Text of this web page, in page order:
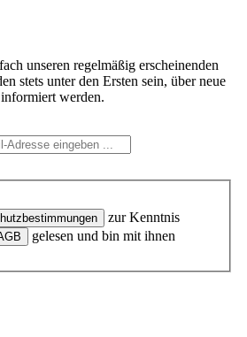
unseren regelmäßig erscheinenden
stets unter den Ersten sein, über neue
werden.
zur Kenntnis
gelesen und bin mit ihnen